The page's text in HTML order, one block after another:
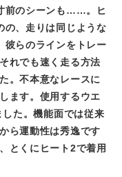
前のシーンも……。ヒ
の、走りは同じような
彼らのラインをトレー
れでも速く走る方法
。不本意なレースに
ます。使用するウエ
た。機能面では従来
ら運動性は秀逸です
とくにヒート2で着用